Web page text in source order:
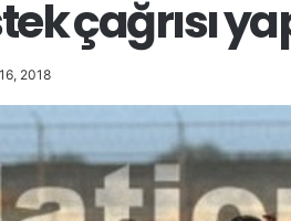
çağrısı
2018